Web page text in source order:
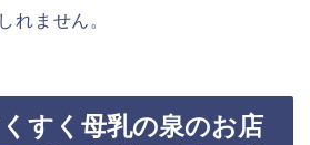
れません。
くすく母乳の泉のお店